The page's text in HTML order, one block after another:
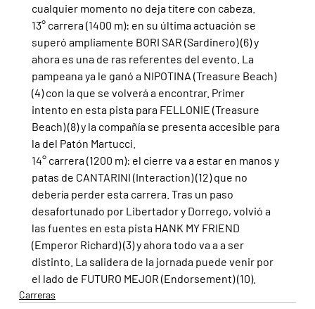
cualquier momento no deja títere con cabeza.
13° carrera (1400 m): en su última actuación se
superó ampliamente BORI SAR (Sardinero) (6) y
ahora es una de ras referentes del evento. La
pampeana ya le ganó a NIPOTINA (Treasure Beach)
(4) con la que se volverá a encontrar. Primer
intento en esta pista para FELLONIE (Treasure
Beach) (8) y la compañía se presenta accesible para
la del Patón Martucci.
14° carrera (1200 m): el cierre va a estar en manos y
patas de CANTARINI (Interaction) (12) que no
debería perder esta carrera. Tras un paso
desafortunado por Libertador y Dorrego, volvió a
las fuentes en esta pista HANK MY FRIEND
(Emperor Richard) (3) y ahora todo va a a ser
distinto. La salidera de la jornada puede venir por
el lado de FUTURO MEJOR (Endorsement) (10).
Carreras